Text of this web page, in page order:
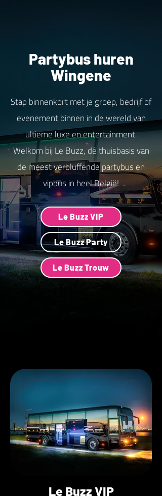
Partybus huren
Wingene
Stap binnenkort met je groep, bedrijf of
evenement binnen in de wereld van
ultieme luxe en entertainment.
Welkom bij Le Buzz, dé thuisbasis van
de meest verbluffende partybus en
vipbus in heel België!
Le Buzz VIP
Le Buzz Party
Le Buzz Trouw
Le Buzz VIP